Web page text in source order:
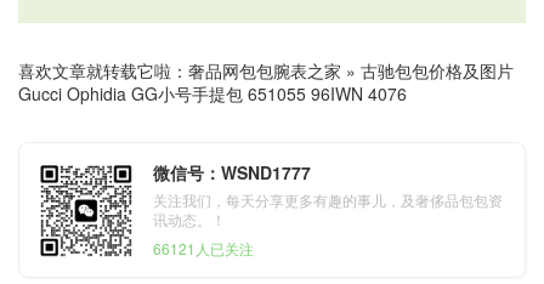
喜欢文章就转载它啦： 奢品网包包腕表之家 » 古驰包包价格及图片
Gucci Ophidia GG小号手提包 651055 96IWN 4076
微信号：WSND1777
关注我们，每天分享更多有趣的事儿，及奢侈品包包资
讯动态。！
66121人已关注